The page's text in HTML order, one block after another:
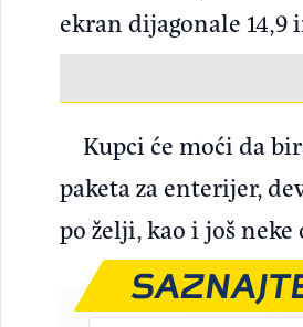
ekran dijagonale 14,9
Kupci će moći da
paketa za enterijer,
po želji, kao i još